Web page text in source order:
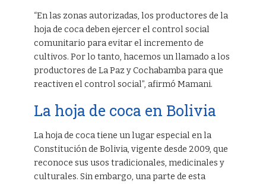
“En las zonas autorizadas, los productores de la
hoja de coca deben ejercer el control social
comunitario para evitar el incremento de
cultivos. Por lo tanto, hacemos un llamado a los
productores de La Paz y Cochabamba para que
reactiven el control social”, afirmó Mamani.
La hoja de coca en Bolivia
La hoja de coca tiene un lugar especial en la
Constitución de Bolivia, vigente desde 2009, que
reconoce sus usos tradicionales, medicinales y
culturales. Sin embargo, una parte de esta